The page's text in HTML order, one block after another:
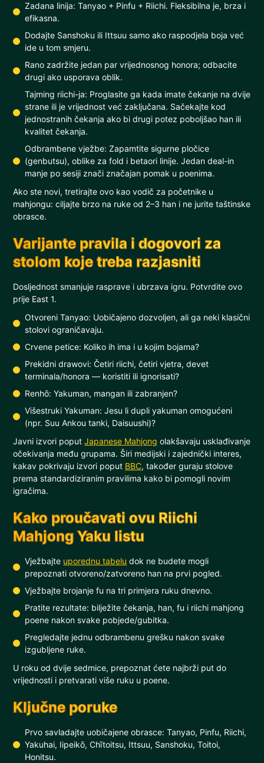
Zadana linija: Tanyao + Pinfu + Riichi. Fleksibilna je, brza i
efikasna.
Dodajte Sanshoku ili Ittsuu samo ako raspodjela boja već
ide u tom smjeru.
Rano zadržite jedan par vrijednosnog honora; odbacite
drugi ako usporava oblik.
Tajming riichi-ja: Proglasite ga kada imate čekanje na dvije
strane ili je vrijednost već zaključana. Sačekajte kod
jednostranih čekanja ako bi drugi potez poboljšao han ili
kvalitet čekanja.
Odbrambene vježbe: Zapamtite sigurne pločice
(genbutsu), oblike za fold i betaori linije. Jedan deal-in
manje po sesiji znači značajan pomak u poenima.
Ako ste novi, tretirajte ovo kao vodič za početnike u
mahjongu: ciljajte brzo na ruke od 2–3 han i ne jurite taštinske
obrasce.
Varijante pravila i dogovori za
stolom koje treba razjasniti
Dosljednost smanjuje rasprave i ubrzava igru. Potvrdite ovo
prije East 1.
Otvoreni Tanyao: Uobičajeno dozvoljen, ali ga neki klasični
stolovi ograničavaju.
Crvene petice: Koliko ih ima i u kojim bojama?
Prekidni drawovi: Četiri riichi, četiri vjetra, devet
terminala/honora — koristiti ili ignorisati?
Renhō: Yakuman, mangan ili zabranjen?
Višestruki Yakuman: Jesu li dupli yakuman omogućeni
(npr. Suu Ankou tanki, Daisuushi)?
Javni izvori poputJapanese Mahjong olakšavaju usklađivanje
očekivanja među grupama. Širi medijski i zajednički interes,
kakav pokrivaju izvori poput BBC, također guraju stolove
prema standardiziranim pravilima kako bi pomogli novim
igračima.
Kako proučavati ovu Riichi
Mahjong Yaku listu
Vježbajte uporednu tabelu dok ne budete mogli
prepoznati otvoreno/zatvoreno han na prvi pogled.
Vježbajte brojanje fu na tri primjera ruku dnevno.
Pratite rezultate: bilježite čekanja, han, fu i riichi mahjong
poene nakon svake pobjede/gubitka.
Pregledajte jednu odbrambenu grešku nakon svake
izgubljene ruke.
U roku od dvije sedmice, prepoznat ćete najbrži put do
vrijednosti i pretvarati više ruku u poene.
Ključne poruke
Prvo savladajte uobičajene obrasce: Tanyao, Pinfu, Riichi,
Yakuhai, Iipeikō, Chītoitsu, Ittsuu, Sanshoku, Toitoi,
Honitsu.